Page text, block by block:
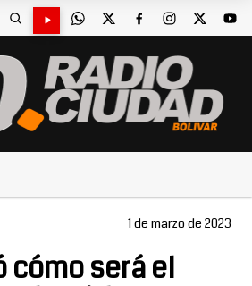
1 de marzo de 2023
cómo será el